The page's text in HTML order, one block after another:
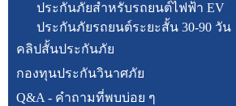
ประกันภัยสำหรับรถยนต์ไฟฟ้า EV
ประกันภัยรถยนต์ระยะสั้น 30-90 วัน
คลิปสั้นประกันภัย
กองทุนประกันวินาศภัย
Q&A - คำถามที่พบบ่อย ๆ